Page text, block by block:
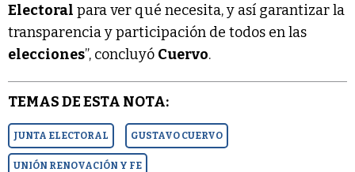
Electoral para ver qué necesita, y así garantizar la
transparencia y participación de todos en las
elecciones”, concluyó Cuervo.
TEMAS DE ESTA NOTA:
JUNTA ELECTORAL GUSTAVO CUERVO
UNIÓN RENOVACIÓN Y FE